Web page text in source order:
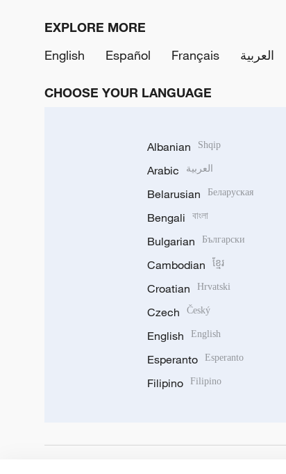
EXPLORE MORE
English
Español Français العربية
CHOOSE YOUR LANGUAGE
Albanian Shqip
Arabic العربية
Belarusian Беларуская
Bengali বাংলা
Bulgarian Български
Cambodian ខ្មែរ
Croatian Hrvatski
Czech Český
English English
Esperanto Esperanto
Filipino Filipino